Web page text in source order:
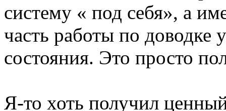
систему « под себя», а
часть работы по доводке
состояния. Это просто
Я-то хоть получил